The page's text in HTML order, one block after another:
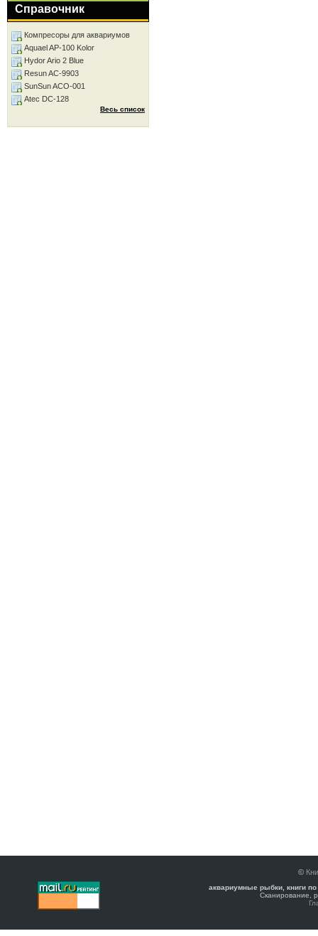
Справочник
Компресоры для аквариумов
Aquael AP-100 Kolor
Hydor Ario 2 Blue
Resun AC-9903
SunSun ACO-001
Atec DC-128
Весь список
©
аквариумные рыбки, книги
Сканирование,